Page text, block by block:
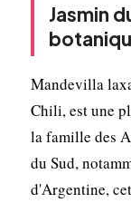
Jasmin
Mandevilla
Chili, est une
la famille des
du Sud,
d'Argentine,